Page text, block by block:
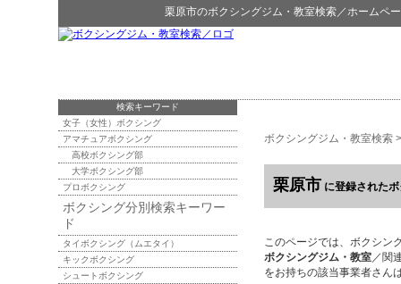
栗原市のボクシングジム・教室検索／ホームペ
ボクシングジム・教室検索
栗原市 に登録された
このページでは、ボクシン
ボクシングジム・教室／関
をお持ちの該当事業者さん
検索キーワード
女子（女性）ボクシング
アマチュアボクシング
高校ボクシング部
大学ボクシング部
プロボクシング
ボクシング分別検索キーワー
ド
タイボクシング（ムエタイ）
キックボクシング
シュートボクシング